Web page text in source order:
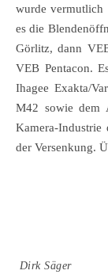
wurde vermutlich
es die
Görlitz, dann
VEB Pentacon.
Ihagee Exakta/
M42 sowie dem
Kamera-Industrie
der Versenkung.
Dirk Säger